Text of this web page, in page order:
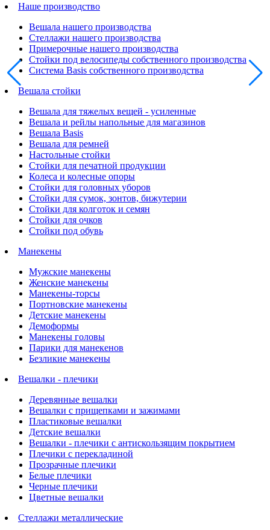
Наше производство
Вешала нашего производства
Стеллажи нашего производства
Примерочные нашего производства
Стойки под велосипеды собственного производства
Система Basis собственного производства
Вешала стойки
Вешала для тяжелых вещей - усиленные
Вешала и рейлы напольные для магазинов
Вешала Basis
Вешала для ремней
Настольные стойки
Стойки для печатной продукции
Колеса и колесные опоры
Стойки для головных уборов
Стойки для сумок, зонтов, бижутерии
Стойки для колготок и семян
Стойки для очков
Стойки под обувь
Манекены
Мужские манекены
Женские манекены
Манекены-торсы
Портновские манекены
Детские манекены
Демоформы
Манекены головы
Парики для манекенов
Безликие манекены
Вешалки - плечики
Деревянные вешалки
Вешалки с прищепками и зажимами
Пластиковые вешалки
Детские вешалки
Вешалки - плечики с антискользящим покрытием
Плечики с перекладиной
Прозрачные плечики
Белые плечики
Черные плечики
Цветные вешалки
Стеллажи металлические